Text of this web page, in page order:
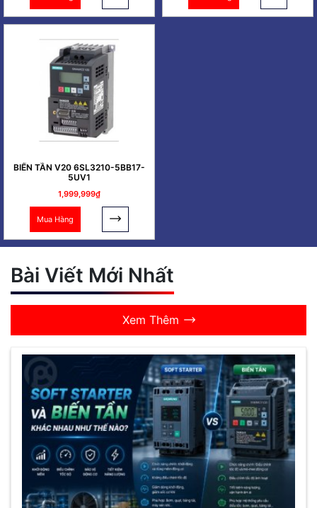
BIẾN TẦN V20 6SL3210-5BB17-
5UV1
1,999,999₫
Mua Hàng
Bài Viết Mới Nhất
Xem Thêm